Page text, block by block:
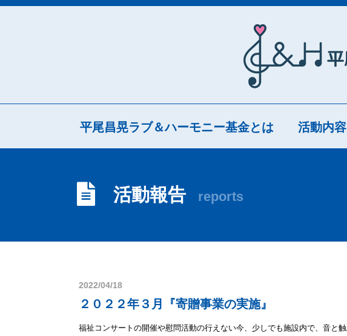
平尾昌晃ラブ＆ハーモニー基金とは 活動内容
活動報告 reports
2022/04/18
２０２２年３月『寄贈事業の実施』